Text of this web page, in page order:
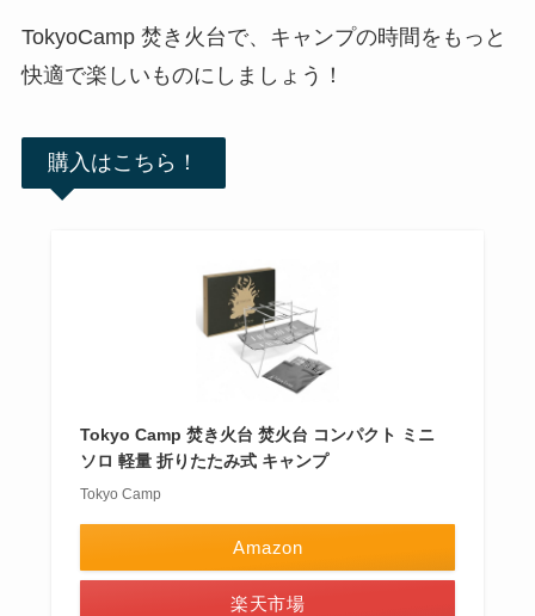
TokyoCamp 焚き火台で、キャンプの時間をもっと
快適で楽しいものにしましょう！
購入はこちら！
Tokyo Camp 焚き火台 焚火台 コンパクト ミニ
ソロ 軽量 折りたたみ式 キャンプ
Tokyo Camp
Amazon
楽天市場